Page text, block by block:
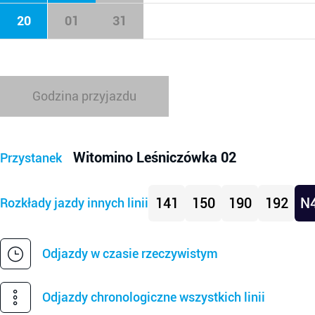
20 01 31
Godzina przyjazdu
Przystanek Witomino Leśniczówka 02
Rozkłady jazdy innych linii 141 150 190 192
Odjazdy w czasie rzeczywistym
Odjazdy chronologiczne wszystkich linii